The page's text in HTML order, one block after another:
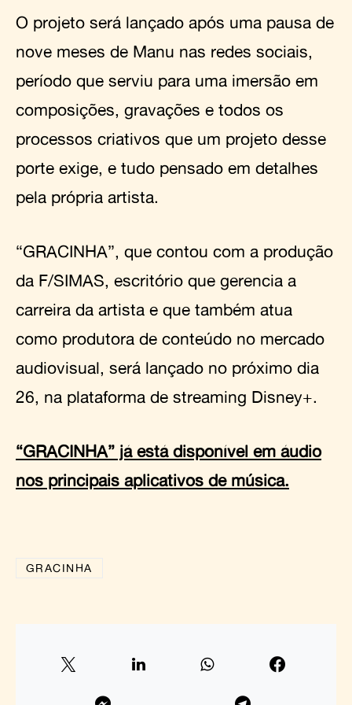
O projeto será lançado após uma pausa de
nove meses de Manu nas redes sociais,
período que serviu para uma imersão em
composições, gravações e todos os
processos criativos que um projeto desse
porte exige, e tudo pensado em detalhes
pela própria artista.
“GRACINHA”, que contou com a produção
da F/SIMAS, escritório que gerencia a
carreira da artista e que também atua
como produtora de conteúdo no mercado
audiovisual, será lançado no próximo dia
26, na plataforma de streaming Disney+.
“GRACINHA” já está disponível em áudio
nos principais aplicativos de música.
GRACINHA